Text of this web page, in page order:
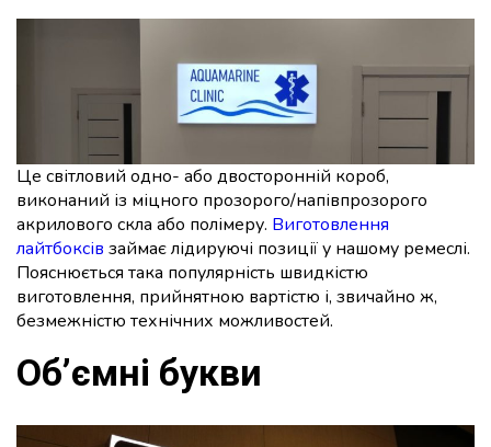
Це світловий одно- або двосторонній короб,
виконаний із міцного прозорого/напівпрозорого
акрилового скла або полімеру. Виготовлення
лайтбоксів займає лідируючі позиції у нашому ремеслі.
Пояснюється така популярність швидкістю
виготовлення, прийнятною вартістю і, звичайно ж,
безмежністю технічних можливостей.
Об’ємні букви